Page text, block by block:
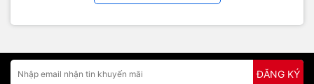
ĐĂNG KÝ